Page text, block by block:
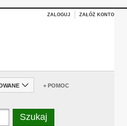
ZALOGUJ ZAŁÓŻ KONTO
+ POMOC